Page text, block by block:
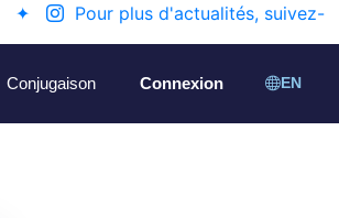
✦
Pour plus d'actualités, suivez-
Conjugaison Connexion EN